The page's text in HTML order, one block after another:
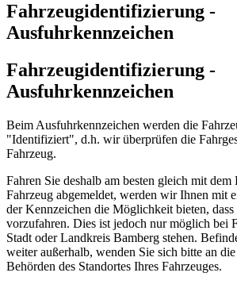
Fahrzeugidentifizierung -
Ausfuhrkennzeichen
Fahrzeugidentifizierung -
Ausfuhrkennzeichen
Beim Ausfuhrkennzeichen werden die
"Identifiziert", d.h. wir überprüfen die
Fahrzeug.
Fahren Sie deshalb am besten gleich mit
Fahrzeug abgemeldet, werden wir Ihnen mit
der Kennzeichen die Möglichkeit bieten, dass
vorzufahren. Dies ist jedoch nur möglich bei
Stadt oder Landkreis Bamberg stehen.
weiter außerhalb, wenden Sie sich bitte an
Behörden des Standortes Ihres Fahrzeuges.